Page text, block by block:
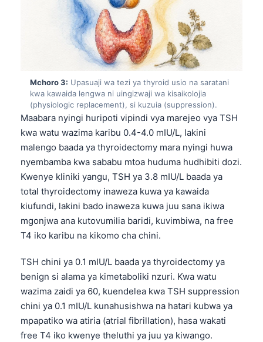
Mchoro 3: Upasuaji wa tezi ya thyroid usio na saratani
kwa kawaida lengwa ni uingizwaji wa kisaikolojia
(physiologic replacement), si kuzuia (suppression).
Maabara nyingi huripoti vipindi vya marejeo vya TSH
kwa watu wazima karibu 0.4-4.0 mIU/L, lakini
malengo baada ya thyroidectomy mara nyingi huwa
nyembamba kwa sababu mtoa huduma hudhibiti dozi.
Kwenye kliniki yangu, TSH ya 3.8 mIU/L baada ya
total thyroidectomy inaweza kuwa ya kawaida
kiufundi, lakini bado inaweza kuwa juu sana ikiwa
mgonjwa ana kutovumilia baridi, kuvimbiwa, na free
T4 iko karibu na kikomo cha chini.
TSH chini ya 0.1 mIU/L baada ya thyroidectomy ya
benign si alama ya kimetaboliki nzuri. Kwa watu
wazima zaidi ya 60, kuendelea kwa TSH suppression
chini ya 0.1 mIU/L kunahusishwa na hatari kubwa ya
mpapatiko wa atiria (atrial fibrillation), hasa wakati
free T4 iko kwenye theluthi ya juu ya kiwango.